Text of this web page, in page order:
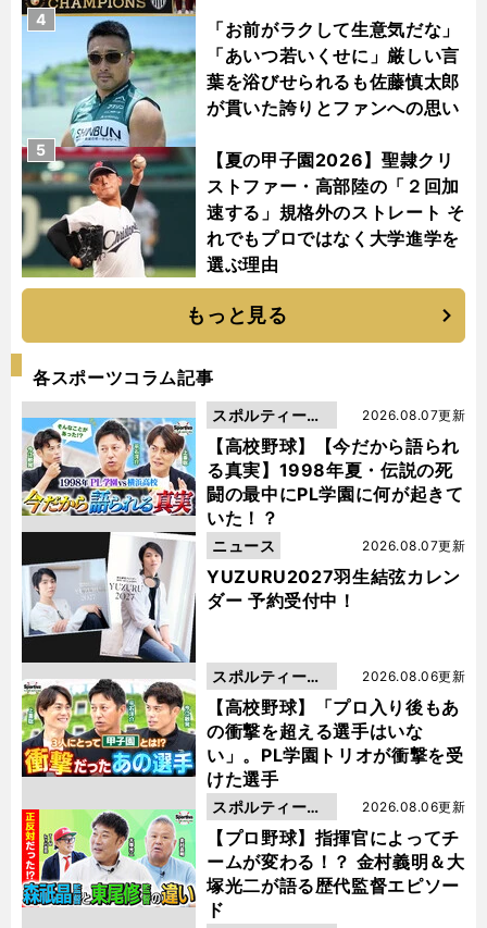
「お前がラクして生意気だな」
「あいつ若いくせに」厳しい言
葉を浴びせられるも佐藤慎太郎
が貫いた誇りとファンへの思い
4
【夏の甲子園2026】聖隷クリ
ストファー・高部陸の「２回加
速する」規格外のストレート そ
れでもプロではなく大学進学を
選ぶ理由
5
もっと見る
各スポーツコラム記事
【高校野球】【今だから語られ
る真実】1998年夏・伝説の死
闘の最中にPL学園に何が起きて
いた！？
2026.08.07更新
スポルティーバ
動画
YUZURU2027羽生結弦カレン
ダー 予約受付中！
2026.08.07更新
ニュース
【高校野球】「プロ入り後もあ
の衝撃を超える選手はいな
い」。PL学園トリオが衝撃を受
けた選手
2026.08.06更新
スポルティーバ
動画
【プロ野球】指揮官によってチ
ームが変わる！？ 金村義明＆大
塚光二が語る歴代監督エピソー
ド
2026.08.06更新
スポルティーバ
動画